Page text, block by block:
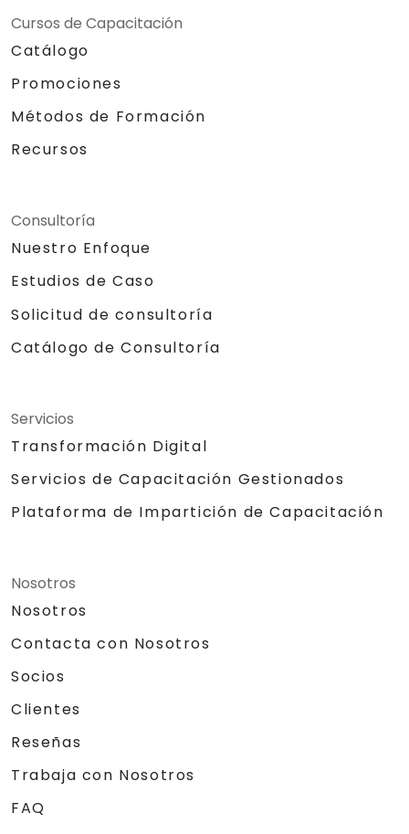
Cursos de Capacitación
Catálogo
Promociones
Métodos de Formación
Recursos
Consultoría
Nuestro Enfoque
Estudios de Caso
Solicitud de consultoría
Catálogo de Consultoría
Servicios
Transformación Digital
Servicios de Capacitación Gestionados
Plataforma de Impartición de Capacitación
Nosotros
Nosotros
Contacta con Nosotros
Socios
Clientes
Reseñas
Trabaja con Nosotros
FAQ